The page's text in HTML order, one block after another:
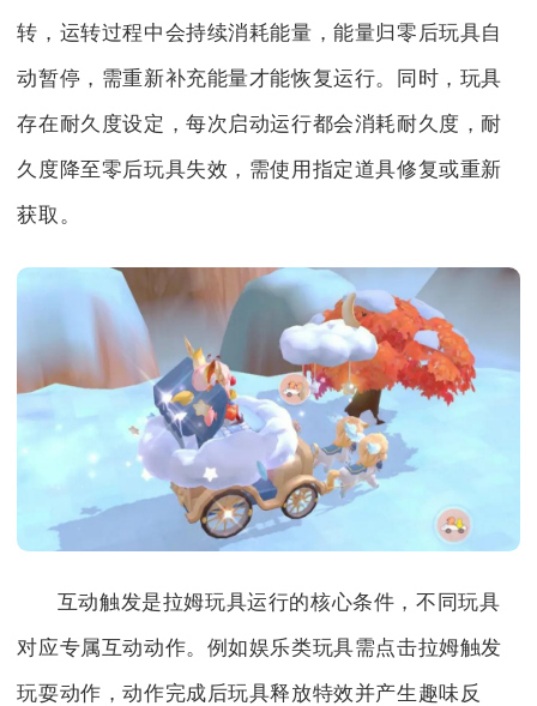
转，运转过程中会持续消耗能量，能量归零后玩具自
动暂停，需重新补充能量才能恢复运行。同时，玩具
存在耐久度设定，每次启动运行都会消耗耐久度，耐
久度降至零后玩具失效，需使用指定道具修复或重新
获取。
互动触发是拉姆玩具运行的核心条件，不同玩具
对应专属互动动作。例如娱乐类玩具需点击拉姆触发
玩耍动作，动作完成后玩具释放特效并产生趣味反